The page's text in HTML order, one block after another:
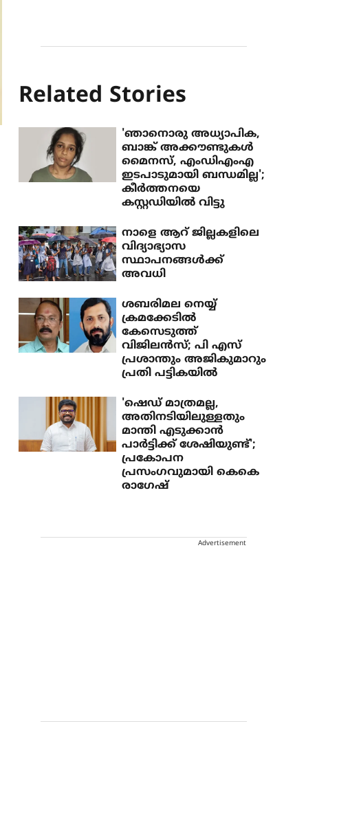
Related Stories
'ഞാനൊരു അധ്യാപിക,
ബാങ്ക് അക്കൗണ്ടുകള്‍
മൈനസ്, എംഡിഎംഎ
ഇടപാടുമായി ബന്ധമില്ല';
കീര്‍ത്തനയെ
കസ്റ്റഡിയില്‍ വിട്ടു
നാളെ ആറ് ജില്ലകളിലെ
വിദ്യാഭ്യാസ
സ്ഥാപനങ്ങള്‍ക്ക്
അവധി
ശബരിമല നെയ്യ്
ക്രമക്കേടില്‍
കേസെടുത്ത്
വിജിലന്‍സ്; പി എസ്
പ്രശാന്തും അജികുമാറും
പ്രതി പട്ടികയില്‍
'ഷെഡ് മാത്രമല്ല,
അതിനടിയിലുള്ളതും
മാന്തി എടുക്കാൻ
പാർട്ടിക്ക് ശേഷിയുണ്ട്';
പ്രകോപന
പ്രസംഗവുമായി കെകെ
രാഗേഷ്
Advertisement